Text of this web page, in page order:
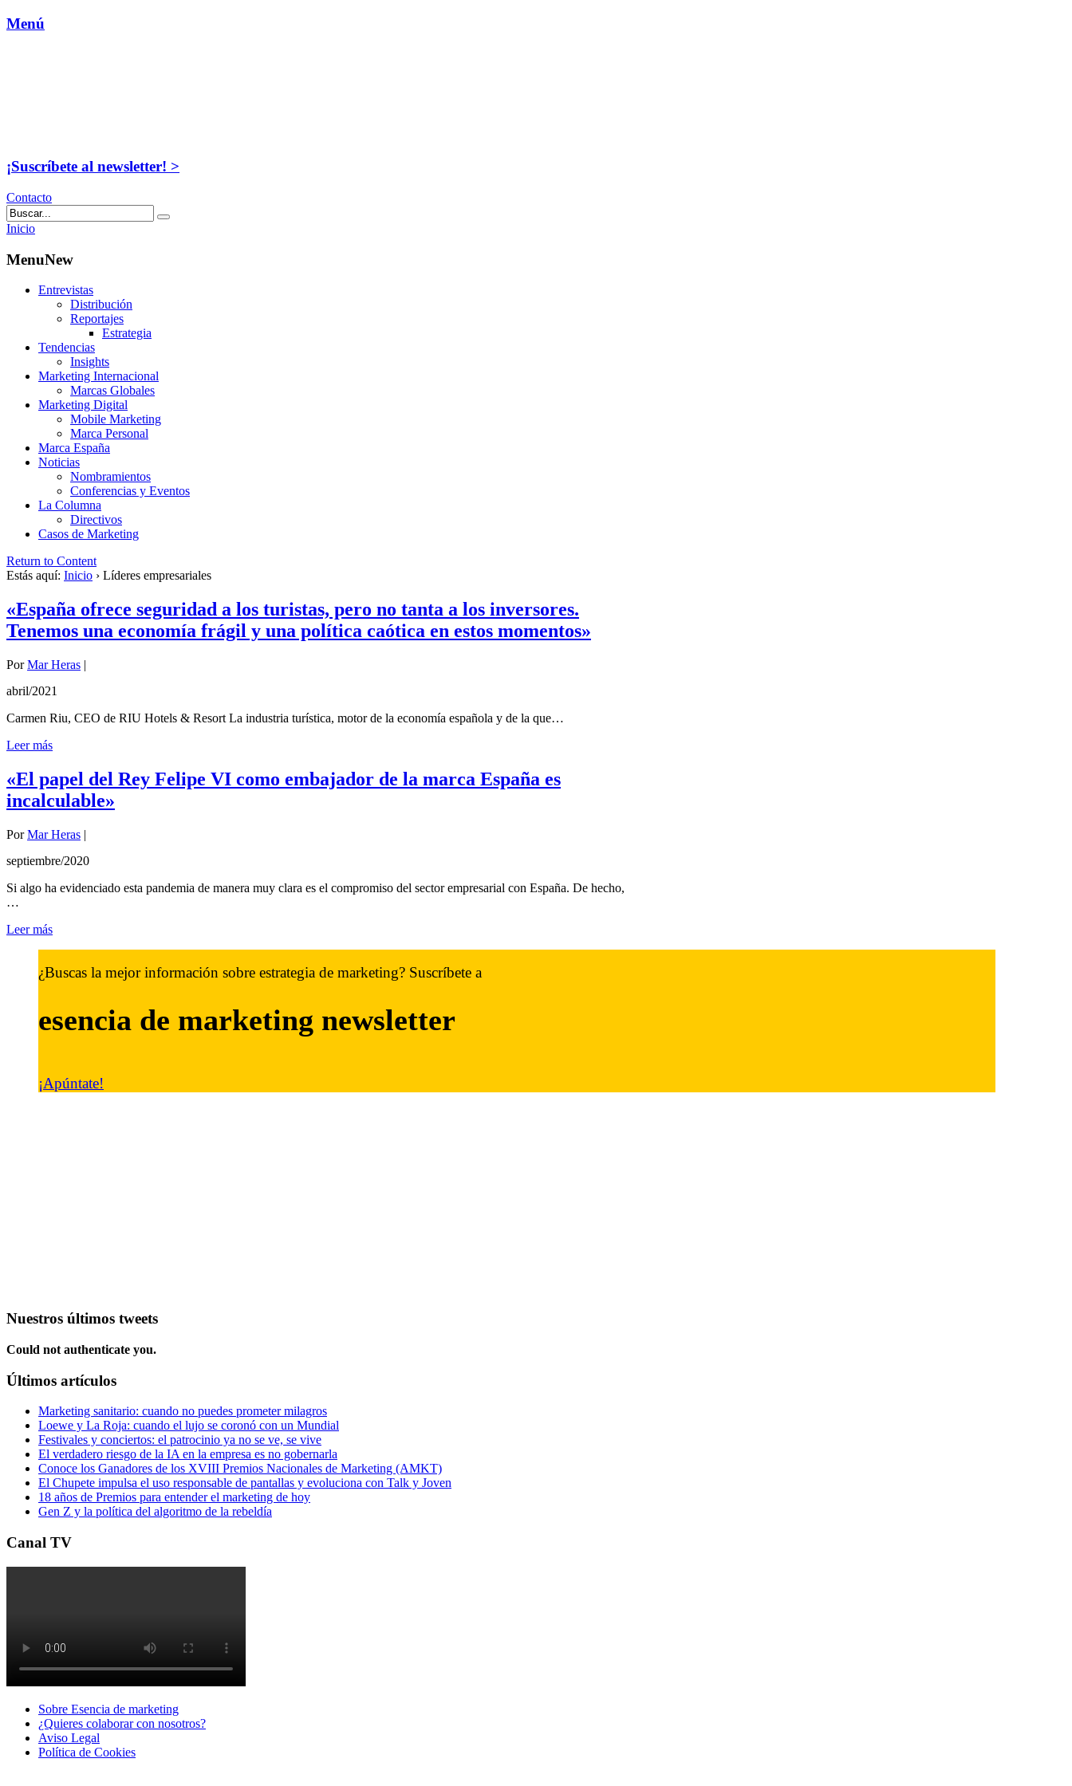
Menú
¡Suscríbete al newsletter! >
Contacto
Inicio
MenuNew
Entrevistas
Distribución
Reportajes
Estrategia
Tendencias
Insights
Marketing Internacional
Marcas Globales
Marketing Digital
Mobile Marketing
Marca Personal
Marca España
Noticias
Nombramientos
Conferencias y Eventos
La Columna
Directivos
Casos de Marketing
Return to Content
Estás aquí: Inicio › Líderes empresariales
«España ofrece seguridad a los turistas, pero no tanta a los inversores.
Tenemos una economía frágil y una política caótica en estos momentos»
PorMar Heras |
abril/2021
Carmen Riu, CEO de RIU Hotels & Resort La industria turística, motor de la economía española y de la que…
Leer más
«El papel del Rey Felipe VI como embajador de la marca España es
incalculable»
PorMar Heras |
septiembre/2020
Si algo ha evidenciado esta pandemia de manera muy clara es el compromiso del sector empresarial con España. De hecho,
…
Leer más
¿Buscas la mejor información sobre estrategia de marketing? Suscríbete a
esencia de marketing newsletter
¡Apúntate!
Nuestros últimos tweets
Could not authenticate you.
Últimos artículos
Marketing sanitario: cuando no puedes prometer milagros
Loewe y La Roja: cuando el lujo se coronó con un Mundial
Festivales y conciertos: el patrocinio ya no se ve, se vive
El verdadero riesgo de la IA en la empresa es no gobernarla
Conoce los Ganadores de los XVIII Premios Nacionales de Marketing (AMKT)
El Chupete impulsa el uso responsable de pantallas y evoluciona con Talk y Joven
18 años de Premios para entender el marketing de hoy
Gen Z y la política del algoritmo de la rebeldía
Canal TV
Sobre Esencia de marketing
¿Quieres colaborar con nosotros?
Aviso Legal
Polí­tica de Cookies